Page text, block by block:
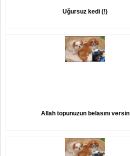
Uğursuz kedi (!)
Allah topunuzun belasını versin